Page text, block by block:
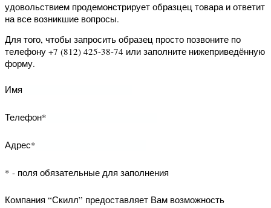
* - поля обязательные для заполнения
Компания “Скилл” предоставляет Вам
возможность заказать обратный
звонок. Наш специалист свяжется с
Для того, чтобы заказать обратный
форму.